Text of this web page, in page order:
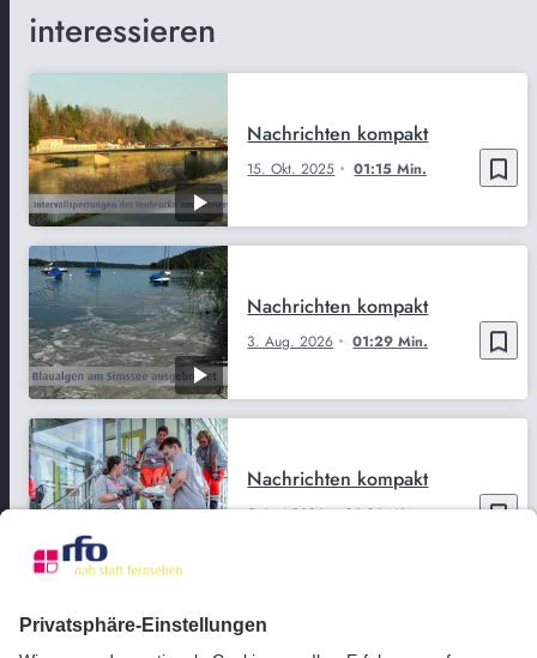
interessieren
bookmark_border
15. Okt. 2025 01:15 Min.
Nachrichten kompakt
bookmark_border
3. Aug. 2026 01:29 Min.
Nachrichten kompakt
bookmark_border
5. Juni 2026 01:01 Min.
Nachrichten kompakt
Nachrichten kompakt